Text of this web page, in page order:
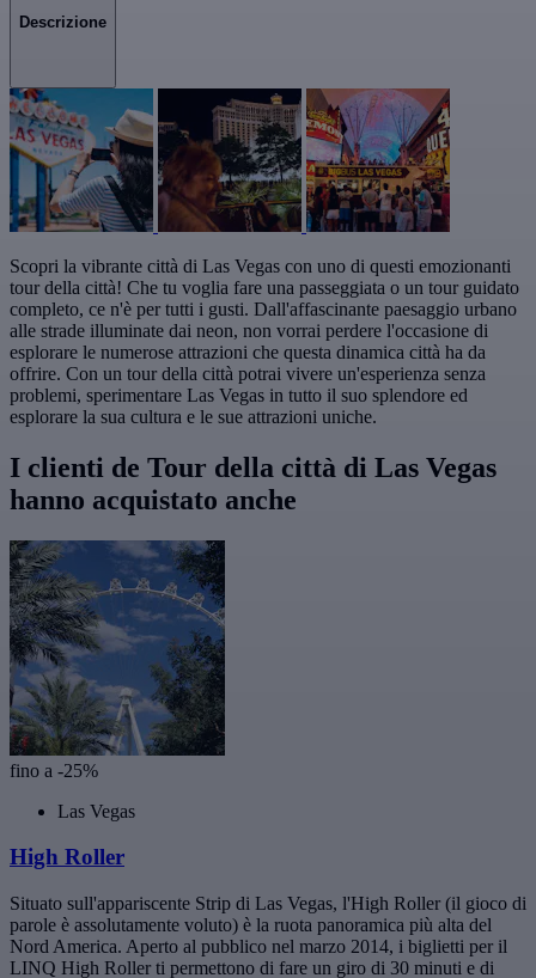
Descrizione
Scopri la vibrante città di Las Vegas con uno di questi emozionanti
tour della città! Che tu voglia fare una passeggiata o un tour guidato
completo, ce n'è per tutti i gusti. Dall'affascinante paesaggio urbano
alle strade illuminate dai neon, non vorrai perdere l'occasione di
esplorare le numerose attrazioni che questa dinamica città ha da
offrire. Con un tour della città potrai vivere un'esperienza senza
problemi, sperimentare Las Vegas in tutto il suo splendore ed
esplorare la sua cultura e le sue attrazioni uniche.
I clienti de Tour della città di Las Vegas
hanno acquistato anche
fino a -25%
Las Vegas
High Roller
Situato sull'appariscente Strip di Las Vegas, l'High Roller (il gioco di
parole è assolutamente voluto) è la ruota panoramica più alta del
Nord America. Aperto al pubblico nel marzo 2014, i biglietti per il
LINQ High Roller ti permettono di fare un giro di 30 minuti e di